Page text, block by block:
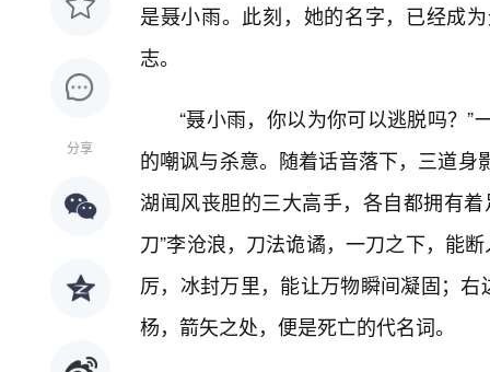
分享
是聂小雨。此刻，她的名字，已经成
志。
“聂小雨，你以为你可以逃脱吗？
的嘲讽与杀意。随着话音落下，三道
湖闻风丧胆的三大高手，各自都拥有
刀”李沧浪，刀法诡谲，一刀之下，能
厉，冰封万里，能让万物瞬间凝固；
杨，箭矢之处，便是死亡的代名词。